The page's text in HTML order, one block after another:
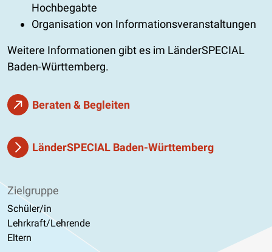
Hochbegabte
Organisation von Informationsveranstaltungen
Weitere Informationen gibt es im LänderSPECIAL
Baden-Württemberg.
Beraten & Begleiten
LänderSPECIAL Baden-Württemberg
Zielgruppe
Schüler/in
Lehrkraft/Lehrende
Eltern